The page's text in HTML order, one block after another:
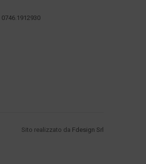
0746.1912930
Sito realizzato da Fdesign Srl